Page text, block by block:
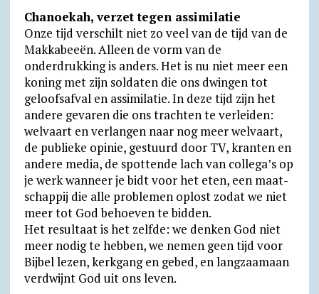
Chanoekah, verzet tegen assimilatie
Onze tijd verschilt niet zo veel van de tijd van de
Makkabeeën. Alleen de vorm van de
onderdrukking is anders. Het is nu niet meer een
koning met zijn soldaten die ons dwingen tot
geloofs­afval en assi­mi­latie. In deze tijd zijn het
andere gevaren die ons trachten te verleiden:
welvaart en verlangen naar nog meer welvaart,
de publieke opinie, gestuurd door TV, kranten en
andere media, de spottende lach van collega’s op
je werk wanneer je bidt voor het eten, een maat­
schap­pij die alle proble­men oplost zodat we niet
meer tot God behoeven te bidden.
Het resultaat is het zelfde: we denken God niet
meer nodig te hebben, we nemen geen tijd voor
Bijbel lezen, kerkgang en gebed, en langzaamaan
verdwijnt God uit ons leven.